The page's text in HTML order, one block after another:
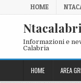
Skip to content
HOME
Informazioni e
Calabria
HOME AREA